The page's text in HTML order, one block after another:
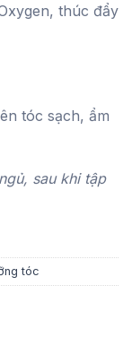
thúc đẩy
tóc sạch, ẩm
sau khi tập
tóc